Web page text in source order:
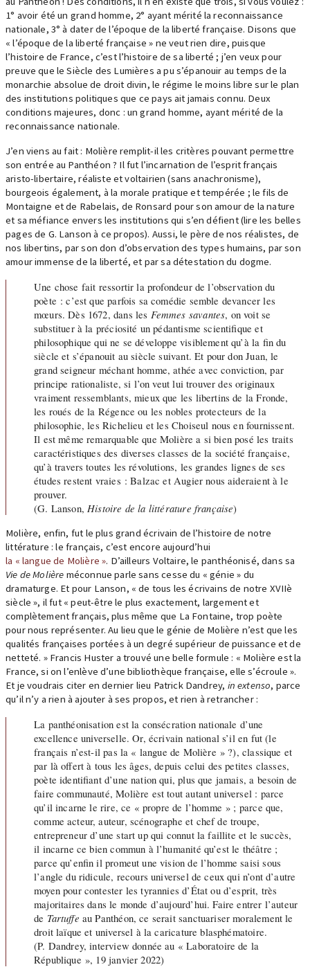
1° avoir été un grand homme, 2° ayant mérité la reconnaissance
nationale, 3° à dater de l’époque de la liberté française. Disons que
« l’époque de la liberté française » ne veut rien dire, puisque
l’histoire de France, c’est l’histoire de sa liberté ; j’en veux pour
preuve que le Siècle des Lumières a pu s’épanouir au temps de la
monarchie absolue de droit divin, le régime le moins libre sur le plan
des institutions politiques que ce pays ait jamais connu. Deux
conditions majeures, donc : un grand homme, ayant mérité de la
reconnaissance nationale.
J’en viens au fait : Molière remplit-il les critères pouvant permettre
son entrée au Panthéon ? Il fut l’incarnation de l’esprit français
aristo-libertaire, réaliste et voltairien (sans anachronisme),
bourgeois également, à la morale pratique et tempérée ; le fils de
Montaigne et de Rabelais, de Ronsard pour son amour de la nature
et sa méfiance envers les institutions qui s’en défient (lire les belles
pages de G. Lanson à ce propos). Aussi, le père de nos réalistes, de
nos libertins, par son don d’observation des types humains, par son
amour immense de la liberté, et par sa détestation du dogme.
Une chose fait ressortir la profondeur de l’observation du
poète : c’est que parfois sa comédie semble devancer les
mœurs. Dès 1672, dans les Femmes savantes, on voit se
substituer à la préciosité un pédantisme scientifique et
philosophique qui ne se développe visiblement qu’à la fin du
siècle et s’épanouit au siècle suivant. Et pour don Juan, le
grand seigneur méchant homme, athée avec conviction, par
principe rationaliste, si l’on veut lui trouver des originaux
vraiment ressemblants, mieux que les libertins de la Fronde,
les roués de la Régence ou les nobles protecteurs de la
philosophie, les Richelieu et les Choiseul nous en fournissent.
Il est même remarquable que Molière a si bien posé les traits
caractéristiques des diverses classes de la société française,
qu’à travers toutes les révolutions, les grandes lignes de ses
études restent vraies : Balzac et Augier nous aideraient à le
prouver.
(G. Lanson,Histoire de la littérature française)
Molière, enfin, fut le plus grand écrivain de l’histoire de notre
littérature : le français, c’est encore aujourd’hui
la « langue de Molière ». D’ailleurs Voltaire, le panthéonisé, dans sa
Vie de Molière méconnue parle sans cesse du « génie » du
dramaturge. Et pour Lanson, « de tous les écrivains de notre XVIIè
siècle », il fut « peut-être le plus exactement, largement et
complètement français, plus même que La Fontaine, trop poète
pour nous représenter. Au lieu que le génie de Molière n’est que les
qualités françaises portées à un degré supérieur de puissance et de
netteté. » Francis Huster a trouvé une belle formule : « Molière est la
France, si on l’enlève d’une bibliothèque française, elle s’écroule ».
Et je voudrais citer en dernier lieu Patrick Dandrey, in extenso, parce
qu’il n’y a rien à ajouter à ses propos, et rien à retrancher :
La panthéonisation est la consécration nationale d’une
excellence universelle. Or, écrivain national s’il en fut (le
français n’est-il pas la « langue de Molière » ?), classique et
par là offert à tous les âges, depuis celui des petites classes,
poète identifiant d’une nation qui, plus que jamais, a besoin de
faire communauté, Molière est tout autant universel : parce
qu’il incarne le rire, ce « propre de l’homme » ; parce que,
comme acteur, auteur, scénographe et chef de troupe,
entrepreneur d’une start up qui connut la faillite et le succès,
il incarne ce bien commun à l’humanité qu’est le théâtre ;
parce qu’enfin il promeut une vision de l’homme saisi sous
l’angle du ridicule, recours universel de ceux qui n’ont d’autre
moyen pour contester les tyrannies d’État ou d’esprit, très
majoritaires dans le monde d’aujourd’hui. Faire entrer l’auteur
de Tartuffe au Panthéon, ce serait sanctuariser moralement le
droit laïque et universel à la caricature blasphématoire.
(P. Dandrey, interview donnée au « Laboratoire de la
République », 19 janvier 2022)